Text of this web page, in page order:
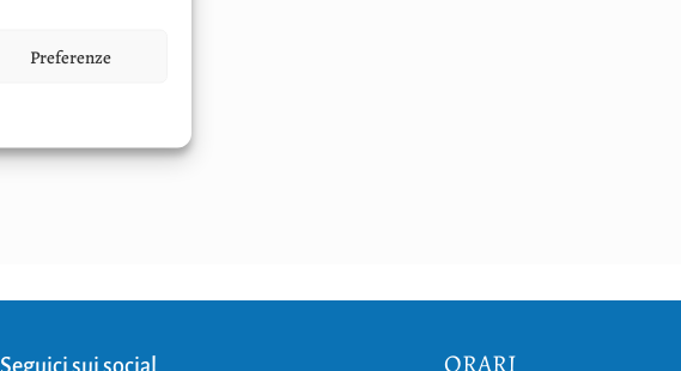
Preferenze
Seguici sui social ORARI